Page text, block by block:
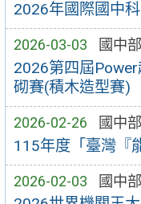
2026年國際國中
2026-03-03 國中
2026第四屆
砌賽(積木造型賽)
2026-02-26 國中
115年度「臺灣『
2026-02-03 國中